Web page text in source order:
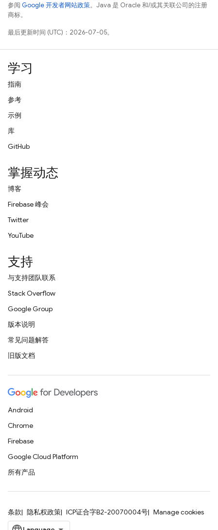
参阅 Google 开发者网站政策。Java 是 Oracle 和/或其关联公司的注册
商标。
最后更新时间 (UTC)：2026-07-05。
学习
指南
参考
示例
库
GitHub
掌握动态
博客
Firebase 峰会
Twitter
YouTube
支持
与支持团队联系
Stack Overflow
Google Group
版本说明
常见问题解答
旧版文档
Android
Chrome
Firebase
Google Cloud Platform
所有产品
条款 隐私权政策 ICP证合字B2-20070004号 Manage cookies